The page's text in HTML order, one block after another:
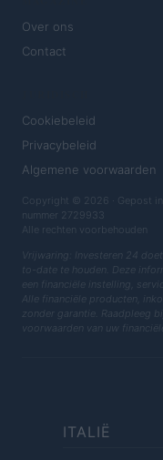
Over ons
Contact
Cookiebeleid
Privacybeleid
Algemene voorwaarden
Copyright © 2026 · Gepost
nummer 2729933
Alle rechten voorbehouden
Vrijwaring: Investeren 24
to-date te houden. Deze
een financiële instelling,
Alle financiële producten,
zonder garantie. Raadpleeg
voorwaarden van uw
ITALIË